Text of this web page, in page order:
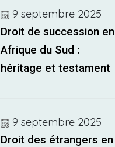
9 septembre 2025
Droit de succession en
Afrique du Sud :
héritage et testament
9 septembre 2025
Droit des étrangers en